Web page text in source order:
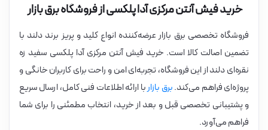
خرید فیش آنتن مرکزی آدا پلکسی از فروشگاه برق بازار
فروشگاه تخصصی برق بازار عرضه‌کننده انواع کلید و پریز برند دلند با
تضمین اصالت کالا است. خرید فیش آنتن مرکزی آدا پلکسی سفید زه
نقره‌ای دلند از این فروشگاه، تجربه‌ای امن و راحت برای کاربران خانگی و
پروژه‌ای فراهم می‌کند.برق بازاربا ارائه اطلاعات فنی کامل، ارسال سریع
و پشتیبانی تخصصی قبل و بعد از خرید، انتخاب مطمئنی را برای شما
فراهم می‌آورد.